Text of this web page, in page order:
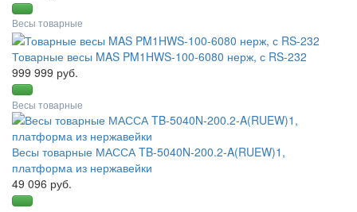
Весы товарные
Товарные весы MAS PM1HWS-100-6080 нерж, с RS-232
999 999 руб.
Весы товарные
Весы товарные МАССА TB-5040N-200.2-A(RUEW)1,
платформа из нержавейки
49 096 руб.